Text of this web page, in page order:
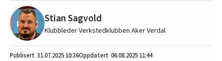
Stian Sagvold
Klubbleder Verkstedklubben Aker Verdal
31.07.2025 10:36 06.08.2025 11:44